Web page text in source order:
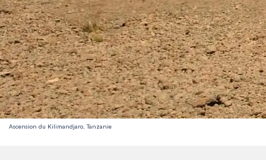
Ascension du Kilimandjaro, Tanzanie